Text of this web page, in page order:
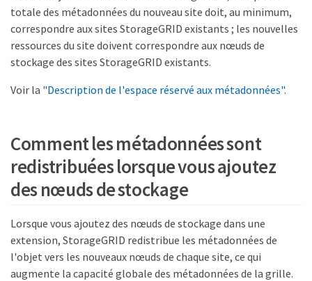
totale des métadonnées du nouveau site doit, au minimum,
correspondre aux sites StorageGRID existants ; les nouvelles
ressources du site doivent correspondre aux nœuds de
stockage des sites StorageGRID existants.
Voir la "Description de l'espace réservé aux métadonnées".
Comment les métadonnées sont
redistribuées lorsque vous ajoutez
des nœuds de stockage
Lorsque vous ajoutez des nœuds de stockage dans une
extension, StorageGRID redistribue les métadonnées de
l'objet vers les nouveaux nœuds de chaque site, ce qui
augmente la capacité globale des métadonnées de la grille.